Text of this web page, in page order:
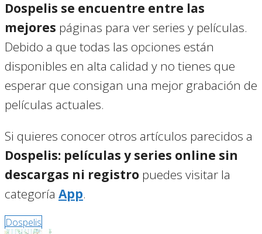
Dospelis se encuentre entre las
mejores páginas para ver series y películas.
Debido a que todas las opciones están
disponibles en alta calidad y no tienes que
esperar que consigan una mejor grabación de
películas actuales.
Si quieres conocer otros artículos parecidos a
Dospelis: películas y series online sin
descargas ni registro puedes visitar la
categoría App.
Dospelis